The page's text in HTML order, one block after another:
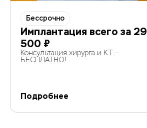
Бессрочно
Имплантация всего за 29
500 ₽
Консультация хирурга и КТ —
БЕСПЛАТНО!
Подробнее